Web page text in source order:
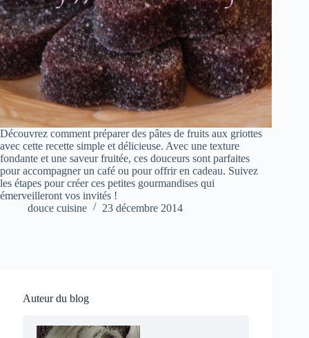
Découvrez comment préparer des pâtes de fruits aux griottes
avec cette recette simple et délicieuse. Avec une texture
fondante et une saveur fruitée, ces douceurs sont parfaites
pour accompagner un café ou pour offrir en cadeau. Suivez
les étapes pour créer ces petites gourmandises qui
émerveilleront vos invités !
douce cuisine
23 décembre 2014
Auteur du blog